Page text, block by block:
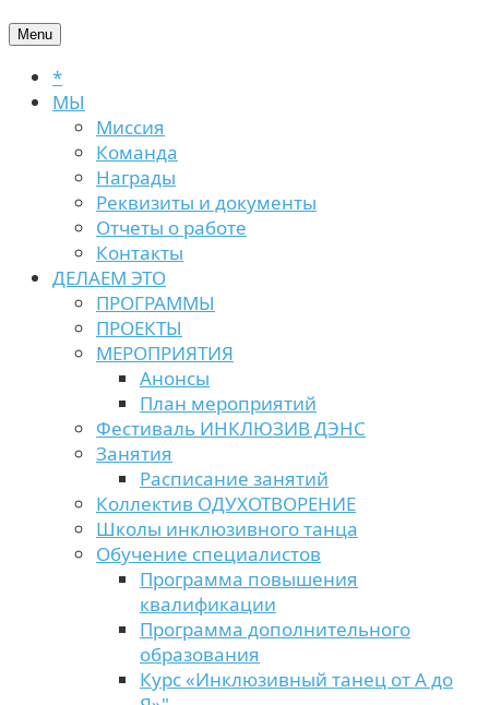
Menu
*
МЫ
Миссия
Команда
Награды
Реквизиты и документы
Отчеты о работе
Контакты
ДЕЛАЕМ ЭТО
ПРОГРАММЫ
ПРОЕКТЫ
МЕРОПРИЯТИЯ
Анонсы
План мероприятий
Фестиваль ИНКЛЮЗИВ ДЭНС
Занятия
Расписание занятий
Коллектив ОДУХОТВОРЕНИЕ
Школы инклюзивного танца
Обучение специалистов
Программа повышения
квалификации
Программа дополнительного
образования
Курс «Инклюзивный танец от А до